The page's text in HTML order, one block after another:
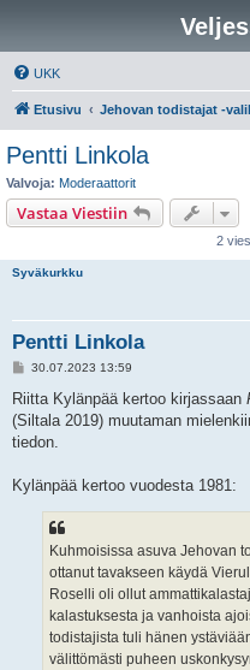
UKK
Etusivu Jehovan todistajat -
Pentti Linkola
Valvoja: Moderaattorit
Vastaa Viestiin
2
Syväkurkku
Pentti Linkola
V
e
t
i
30.07.2023 13:59
Riitta Kylänpää kertoo kirjassaan
(Siltala 2019) muutaman
tiedon.
Kylänpää kertoo vuodesta 1981:
Kuhmoisissa asuva Jehovan
ottanut tavakseen käydä
Roselli oli ollut
kalastuksesta ja vanhoista
todistajista tuli hänen
välittömästi puheen